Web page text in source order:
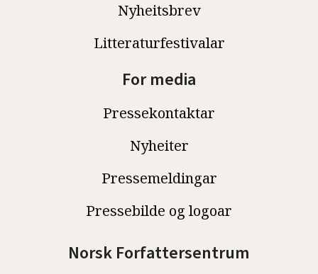
Nyheitsbrev
Litteraturfestivalar
For media
Pressekontaktar
Nyheiter
Pressemeldingar
Pressebilde og logoar
Norsk Forfattersentrum